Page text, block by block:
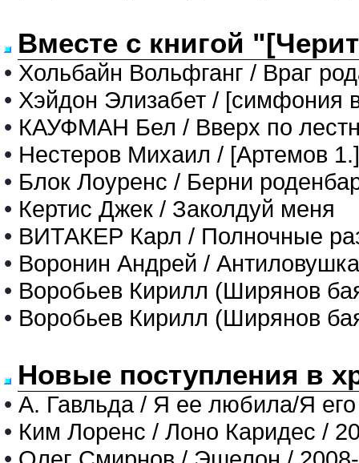
Вместе с книгой
• Хольбайн Вольфганг / Враг
• Хэйдон Элизабет / [симфония
• КАУФМАН Бел / Вверх по
• Нестеров Михаил / [Артемов
• Блок Лоуренс / Берни
• Кертис Джек / Заколдуй меня
• ВИТАКЕР Карл / Полночные
• Воронин Андрей / Антиловушка
• Воробьев Кирилл (Ширянов
• Воробьев Кирилл (Ширянов
Новые поступления в
• А. Гавльда / Я ее любила/Я
• Ким Лоренс / Лоно Каридес /